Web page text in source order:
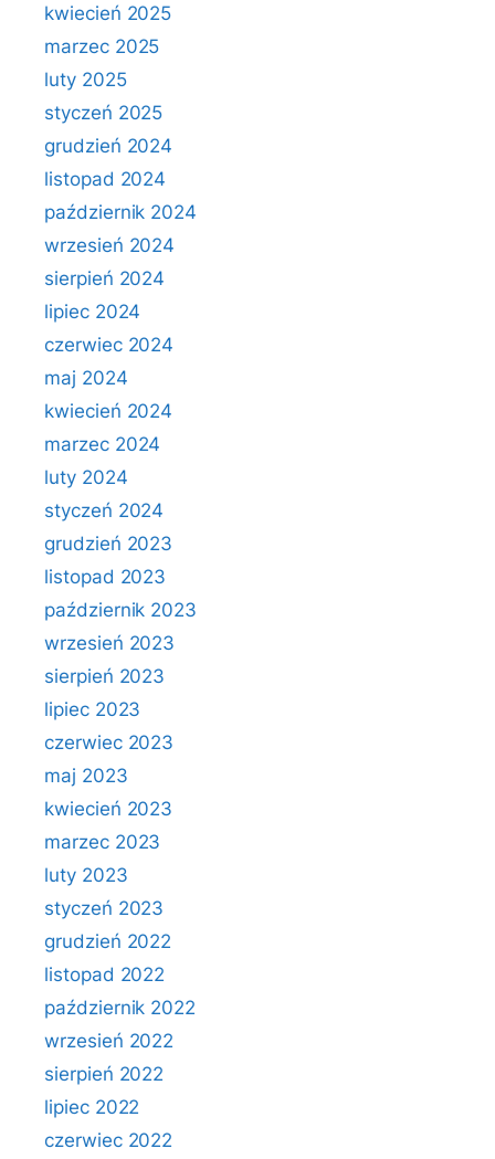
kwiecień 2025
marzec 2025
luty 2025
styczeń 2025
grudzień 2024
listopad 2024
październik 2024
wrzesień 2024
sierpień 2024
lipiec 2024
czerwiec 2024
maj 2024
kwiecień 2024
marzec 2024
luty 2024
styczeń 2024
grudzień 2023
listopad 2023
październik 2023
wrzesień 2023
sierpień 2023
lipiec 2023
czerwiec 2023
maj 2023
kwiecień 2023
marzec 2023
luty 2023
styczeń 2023
grudzień 2022
listopad 2022
październik 2022
wrzesień 2022
sierpień 2022
lipiec 2022
czerwiec 2022